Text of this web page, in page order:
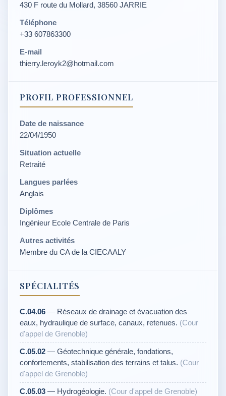
430 F route du Mollard, 38560 JARRIE
Téléphone
+33 607863300
E-mail
thierry.leroyk2@hotmail.com
PROFIL PROFESSIONNEL
Date de naissance
22/04/1950
Situation actuelle
Retraité
Langues parlées
Anglais
Diplômes
Ingénieur Ecole Centrale de Paris
Autres activités
Membre du CA de la CIECAALY
SPÉCIALITÉS
C.04.06 — Réseaux de drainage et évacuation des
eaux, hydraulique de surface, canaux, retenues. (Cour
d'appel de Grenoble)
C.05.02 — Géotechnique générale, fondations,
confortements, stabilisation des terrains et talus. (Cour
d'appel de Grenoble)
C.05.03 — Hydrogéologie. (Cour d'appel de Grenoble)